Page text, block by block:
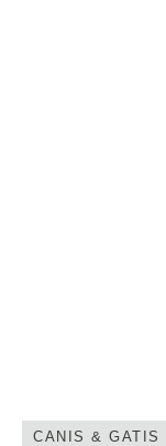
CANIS & GATIS